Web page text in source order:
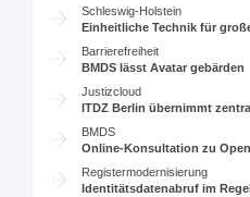
Schleswig-Holstein
Einheitliche Technik für
Barrierefreiheit
BMDS lässt Avatar gebärden
Justizcloud
ITDZ Berlin übernimmt
BMDS
Online-Konsultation zu
Registermodernisierung
Identitätsdatenabruf im